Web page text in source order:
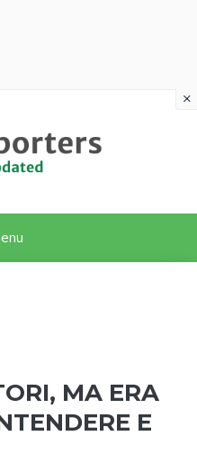
MA ERA
E
×